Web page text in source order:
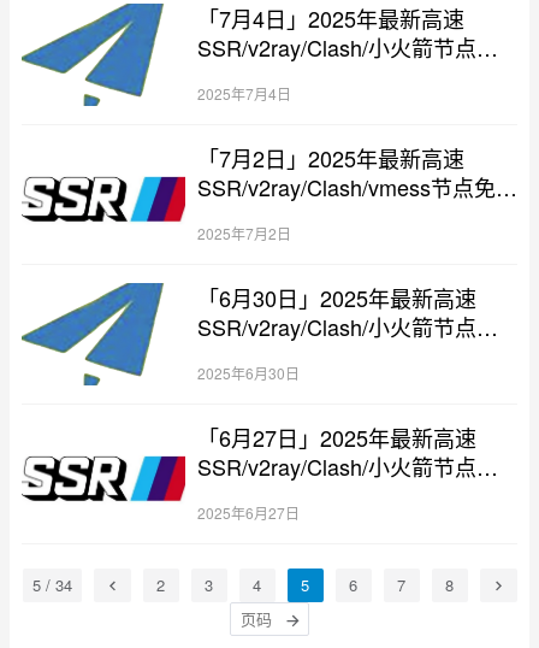
「7月4日」2025年最新高速
SSR/v2ray/Clash/小火箭节点免
2025年7月4日
「7月2日」2025年最新高速
SSR/v2ray/Clash/vmess节点免费
2025年7月2日
「6月30日」2025年最新高速
SSR/v2ray/Clash/小火箭节点免
2025年6月30日
「6月27日」2025年最新高速
SSR/v2ray/Clash/小火箭节点免
2025年6月27日
5 / 34 2 3 4 5 6 7 8